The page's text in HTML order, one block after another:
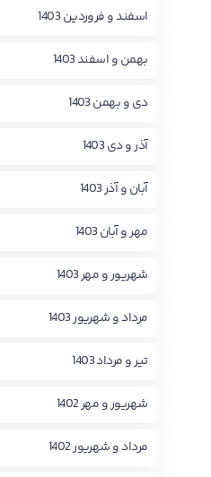
اسفند و فروردین 1403
بهمن و اسفند 1403
دی و بهمن 1403
آذر و دی 1403
آبان و آذر 1403
مهر و آبان 1403
شهریور و مهر 1403
مرداد و شهریور 1403
تیر و مرداد 1403
شهریور و مهر 1402
مرداد و شهریور 1402